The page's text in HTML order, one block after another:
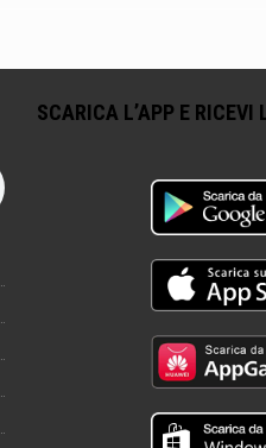
SCARICA L’APP E RICEVI